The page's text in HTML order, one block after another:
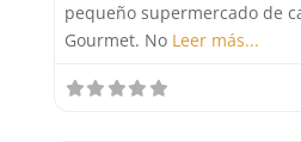
pequeño supermercado de
Gourmet. No Leer más...